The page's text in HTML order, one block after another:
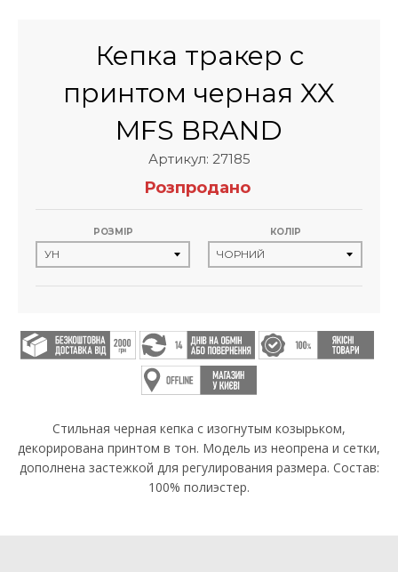
Кепка тракер с
принтом черная XX
MFS BRAND
Артикул: 27185
Розпродано
РОЗМІР КОЛІР
Стильная черная кепка c изогнутым козырьком,
декорирована принтом в тон. Модель из неопрена и сетки,
дополнена застежкой для регулирования размера. Состав:
100% полиэстер.